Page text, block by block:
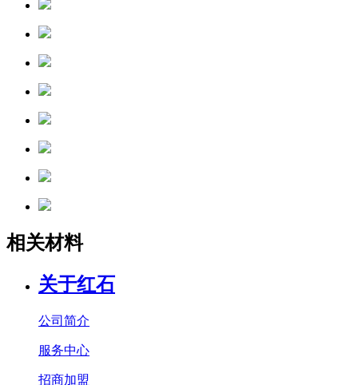
相关材料
关于红石
公司简介
服务中心
招商加盟